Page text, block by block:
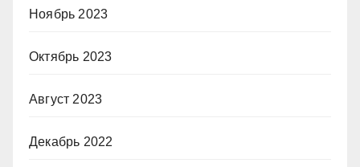
Ноябрь 2023
Октябрь 2023
Август 2023
Декабрь 2022